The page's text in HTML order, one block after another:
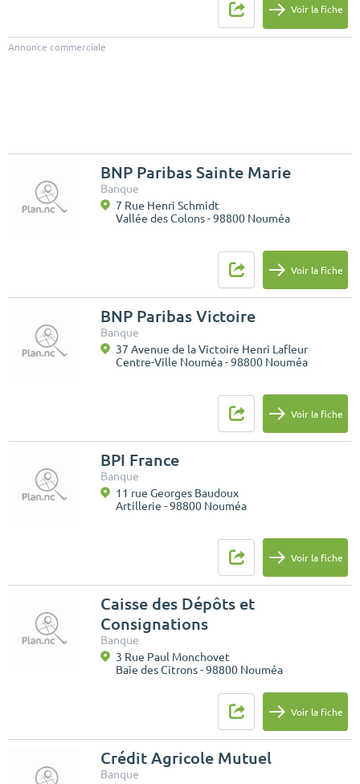
Voir la fiche
Annonce commerciale
BNP Paribas Sainte Marie
Banque
7 Rue Henri Schmidt
Vallée des Colons - 98800 Nouméa
Voir la fiche
BNP Paribas Victoire
Banque
37 Avenue de la Victoire Henri Lafleur
Centre-Ville Nouméa - 98800 Nouméa
Voir la fiche
BPI France
Banque
11 rue Georges Baudoux
Artillerie - 98800 Nouméa
Voir la fiche
Caisse des Dépôts et
Consignations
Banque
3 Rue Paul Monchovet
Baie des Citrons - 98800 Nouméa
Voir la fiche
Crédit Agricole Mutuel
Banque